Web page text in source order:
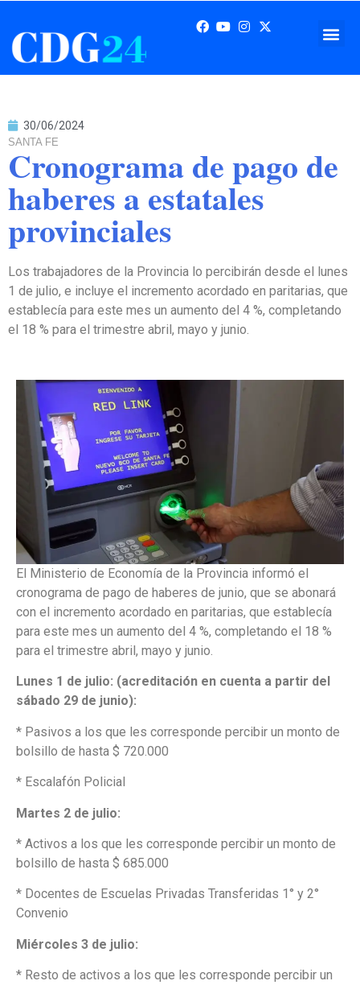
30/06/2024
SANTA FE
Cronograma de pago de
haberes a estatales
provinciales
Los trabajadores de la Provincia lo percibirán desde el lunes
1 de julio, e incluye el incremento acordado en paritarias, que
establecía para este mes un aumento del 4 %, completando
el 18 % para el trimestre abril, mayo y junio.
El Ministerio de Economía de la Provincia informó el
cronograma de pago de haberes de junio, que se abonará
con el incremento acordado en paritarias, que establecía
para este mes un aumento del 4 %, completando el 18 %
para el trimestre abril, mayo y junio.
Lunes 1 de julio: (acreditación en cuenta a partir del
sábado 29 de junio):
* Pasivos a los que les corresponde percibir un monto de
bolsillo de hasta $ 720.000
* Escalafón Policial
Martes 2 de julio:
* Activos a los que les corresponde percibir un monto de
bolsillo de hasta $ 685.000
* Docentes de Escuelas Privadas Transferidas 1° y 2°
Convenio
Miércoles 3 de julio:
* Resto de activos a los que les corresponde percibir un